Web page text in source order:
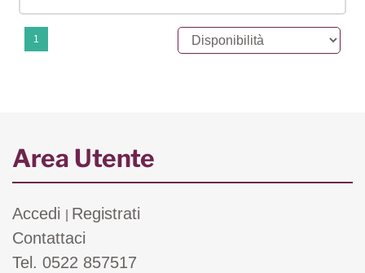
1
Area Utente
Accedi
Registrati
Contattaci
Tel. 0522 857517